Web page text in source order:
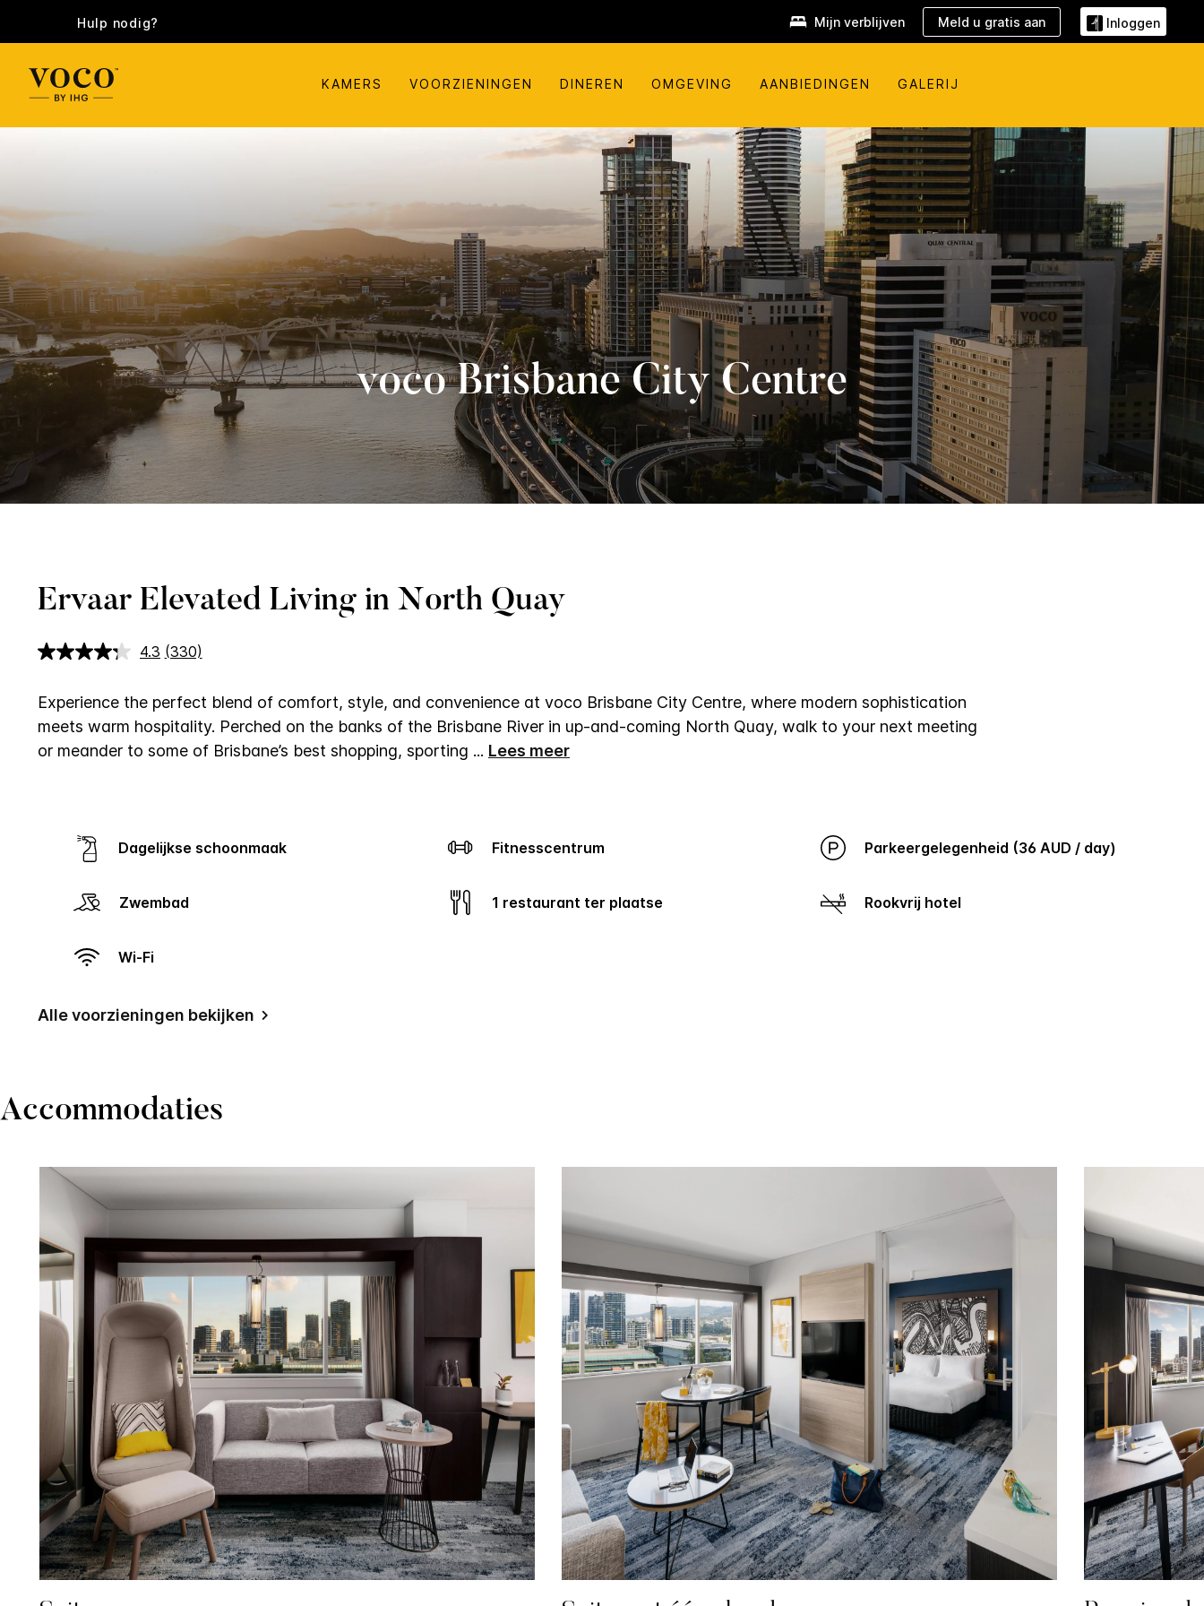
Hulp nodig? Mijn verblijven Meld u gratis aan Inloggen
KAMERS VOORZIENINGEN DINEREN OMGEVING AANBIEDINGEN GALERIJ
voco Brisbane City Centre
Ervaar Elevated Living in North Quay
4.3 Lees
Dezelfde
(330)
Experience the perfect blend of comfort, style, and convenience at voco Brisbane City Centre, where modern sophistication
meets warm hospitality. Perched on the banks of the Brisbane River in up-and-coming North Quay, walk to your next meeting
or meander to some of Brisbane’s best shopping, sporting ... Lees meer
Dagelijkse schoonmaak Fitnesscentrum Parkeergelegenheid (36 AUD / day)
Zwembad 1 restaurant ter plaatse Rookvrij hotel
Wi-Fi
Alle voorzieningen bekijken
Accommodaties